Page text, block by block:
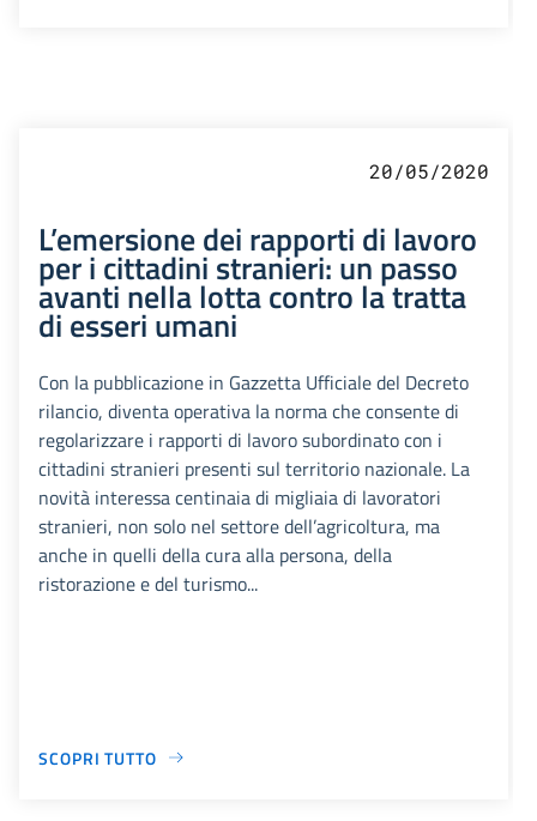
20/05/2020
L’emersione dei rapporti di lavoro
per i cittadini stranieri: un passo
avanti nella lotta contro la tratta
di esseri umani
Con la pubblicazione in Gazzetta Ufficiale del Decreto
rilancio, diventa operativa la norma che consente di
regolarizzare i rapporti di lavoro subordinato con i
cittadini stranieri presenti sul territorio nazionale. La
novità interessa centinaia di migliaia di lavoratori
stranieri, non solo nel settore dell’agricoltura, ma
anche in quelli della cura alla persona, della
ristorazione e del turismo...
SCOPRI TUTTO